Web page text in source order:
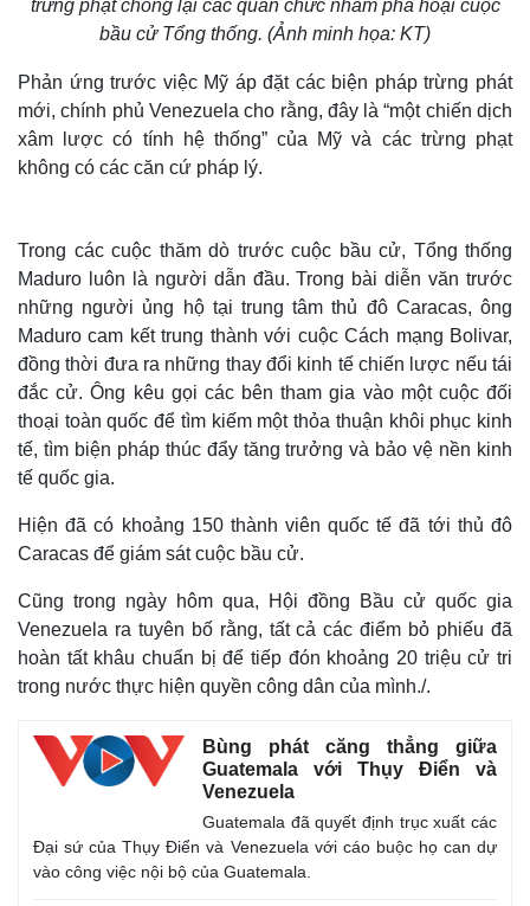
trừng phạt chống lại các quan chức nhằm phá hoại cuộc
bầu cử Tổng thống. (Ảnh minh họa: KT)
Phản ứng trước việc Mỹ áp đặt các biện pháp trừng phát
mới, chính phủ Venezuela cho rằng, đây là “một chiến dịch
xâm lược có tính hệ thống” của Mỹ và các trừng phạt
không có các căn cứ pháp lý.
Trong các cuộc thăm dò trước cuộc bầu cử, Tổng thống
Maduro luôn là người dẫn đầu. Trong bài diễn văn trước
những người ủng hộ tại trung tâm thủ đô Caracas, ông
Maduro cam kết trung thành với cuộc Cách mạng Bolivar,
đồng thời đưa ra những thay đổi kinh tế chiến lược nếu tái
đắc cử. Ông kêu gọi các bên tham gia vào một cuộc đối
thoại toàn quốc để tìm kiếm một thỏa thuận khôi phục kinh
tế, tìm biện pháp thúc đẩy tăng trưởng và bảo vệ nền kinh
tế quốc gia.
Hiện đã có khoảng 150 thành viên quốc tế đã tới thủ đô
Caracas để giám sát cuộc bầu cử.
Cũng trong ngày hôm qua, Hội đồng Bầu cử quốc gia
Venezuela ra tuyên bố rằng, tất cả các điểm bỏ phiếu đã
hoàn tất khâu chuẩn bị để tiếp đón khoảng 20 triệu cử tri
trong nước thực hiện quyền công dân của mình./.
Bùng phát căng thẳng giữa
Guatemala với Thụy Điển và
Venezuela
Guatemala đã quyết định trục xuất các
Đại sứ của Thụy Điển và Venezuela với cáo buộc họ can dự
vào công việc nội bộ của Guatemala.